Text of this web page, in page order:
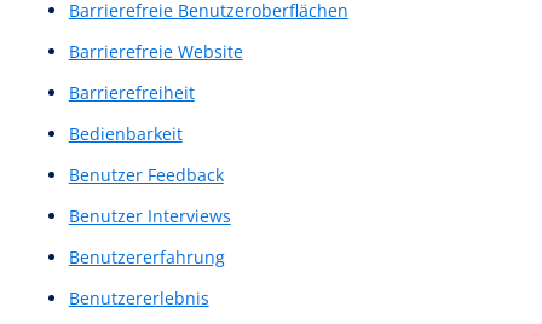
Accessibility
Analyse der Nutzerinteraktionen
Anwenderbefragung
Anwenderbefragungen
Anwendergespräch
Anwendergespräche